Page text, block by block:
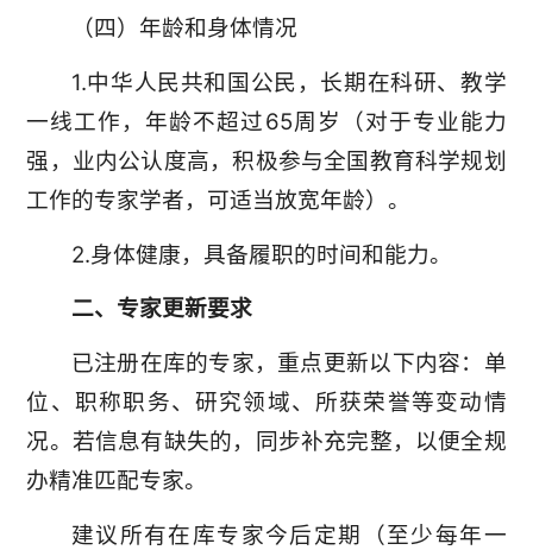
（四）年龄和身体情况
1.中华人民共和国公民，长期在科研、教学
一线工作，年龄不超过65周岁（对于专业能力
强，业内公认度高，积极参与全国教育科学规划
工作的专家学者，可适当放宽年龄）。
2.身体健康，具备履职的时间和能力。
二、专家更新要求
已注册在库的专家，重点更新以下内容：单
位、职称职务、研究领域、所获荣誉等变动情
况。若信息有缺失的，同步补充完整，以便全规
办精准匹配专家。
建议所有在库专家今后定期（至少每年一